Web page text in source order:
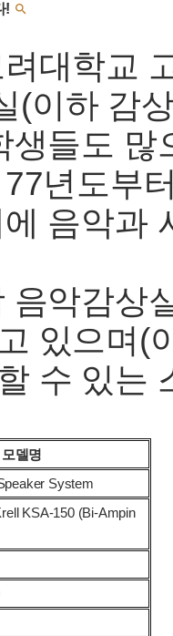
! 
대학교
(이하 감
생들도
년도부
음악과
음악감상
있으며(
수 있는
모델명
System
KSA-150 (Bi-Ampin